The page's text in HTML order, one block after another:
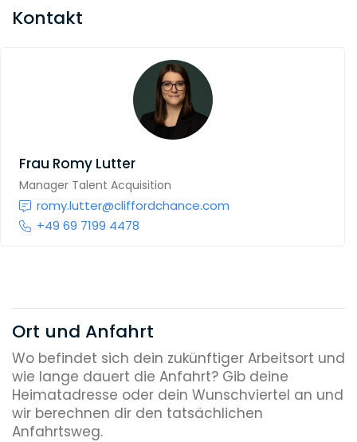
Kontakt
Frau Romy Lutter
Manager Talent Acquisition
romy.lutter@cliffordchance.com
+49 69 7199 4478
Ort und Anfahrt
Wo befindet sich dein zukünftiger Arbeitsort und
wie lange dauert die Anfahrt? Gib deine
Heimatadresse oder dein Wunschviertel an und
wir berechnen dir den tatsächlichen
Anfahrtsweg.